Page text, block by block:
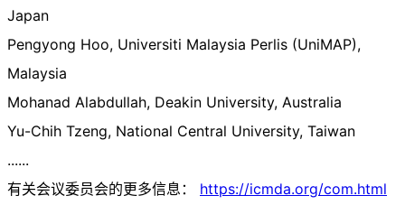
Japan
Pengyong Hoo, Universiti Malaysia Perlis (UniMAP),
Malaysia
Mohanad Alabdullah, Deakin University, Australia
Yu-Chih Tzeng, National Central University, Taiwan
......
有关会议委员会的更多信息： https://icmda.org/com.html